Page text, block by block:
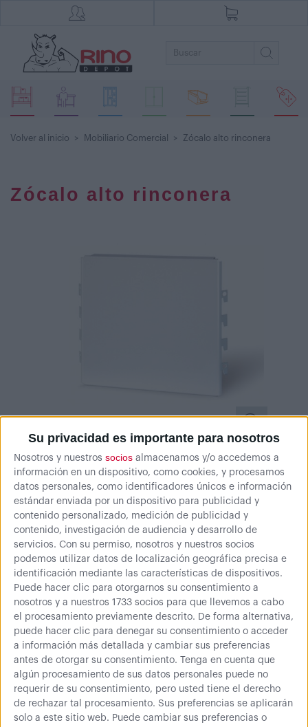
Su privacidad es importante para nosotros
Nosotros y nuestros socios almacenamos y/o accedemos a
información en un dispositivo, como cookies, y procesamos
datos personales, como identificadores únicos e información
estándar enviada por un dispositivo para publicidad y
contenido personalizado, medición de publicidad y
contenido, investigación de audiencia y desarrollo de
servicios. Con su permiso, nosotros y nuestros socios
podemos utilizar datos de localización geográfica precisa e
identificación mediante las características de dispositivos.
Puede hacer clic para otorgarnos su consentimiento a
nosotros y a nuestros 1733 socios para que llevemos a cabo
el procesamiento previamente descrito. De forma alternativa,
puede hacer clic para denegar su consentimiento o acceder
a información más detallada y cambiar sus preferencias
antes de otorgar su consentimiento.
Tenga en cuenta que
algún procesamiento de sus datos personales puede no
requerir de su consentimiento, pero usted tiene el derecho
de rechazar tal procesamiento. Sus preferencias se aplicarán
solo a este sitio web. Puede cambiar sus preferencias o
Volver al inicio > Mobiliario Comercial > Zócalo alto rinconera
Zócalo alto rinconera
00,00€ Comprar
0 € (IVA inc.)